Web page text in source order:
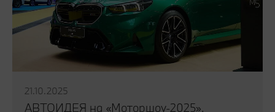
21.10.2025
АВТОИДЕЯ на «Моторшоу-2025».